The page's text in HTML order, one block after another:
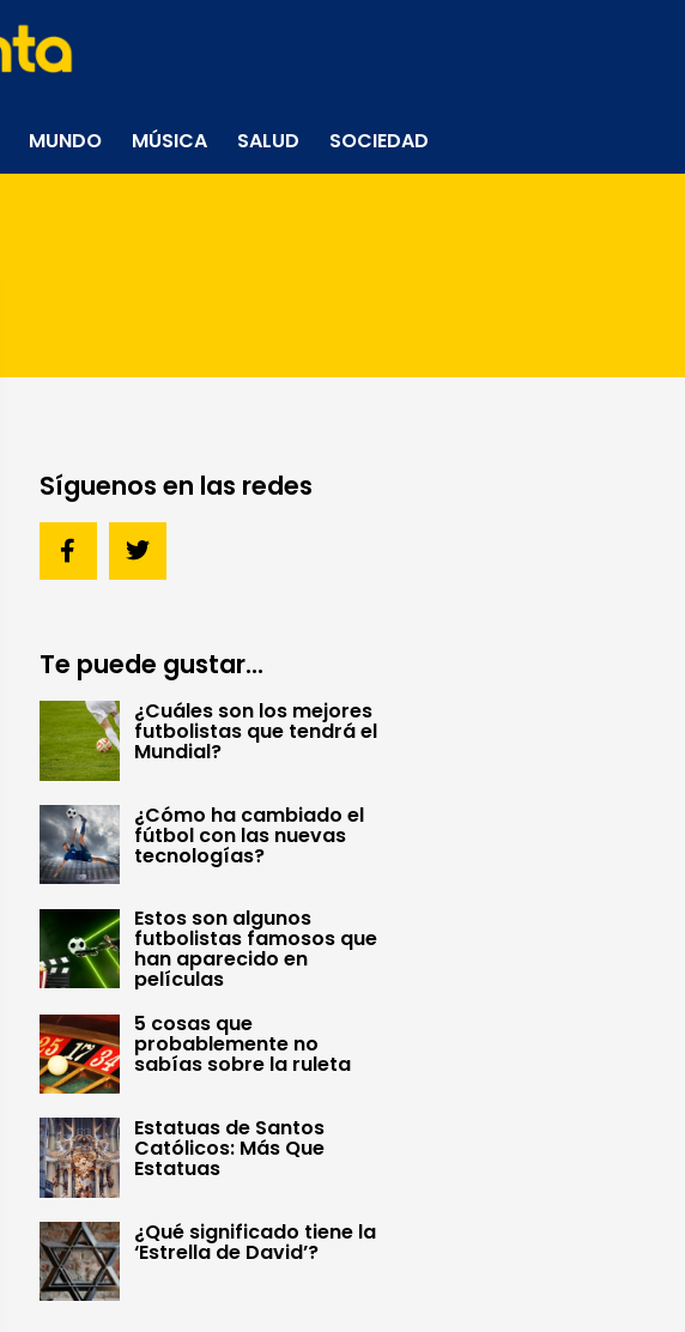
MUNDO MÚSICA SALUD SOCIEDAD
Síguenos en las redes
Te puede gustar...
¿Cuáles son los mejores
futbolistas que tendrá el
Mundial?
¿Cómo ha cambiado el
fútbol con las nuevas
tecnologías?
Estos son algunos
futbolistas famosos que
han aparecido en
películas
5 cosas que
probablemente no
sabías sobre la ruleta
Estatuas de Santos
Católicos: Más Que
Estatuas
¿Qué significado tiene la
‘Estrella de David’?